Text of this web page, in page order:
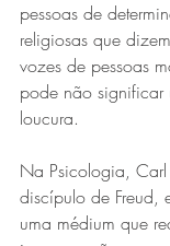
pessoas de
religiosas que
vozes de pessoas
pode não
loucura.
Na Psicologia, Carl
discípulo de Freud,
uma médium que